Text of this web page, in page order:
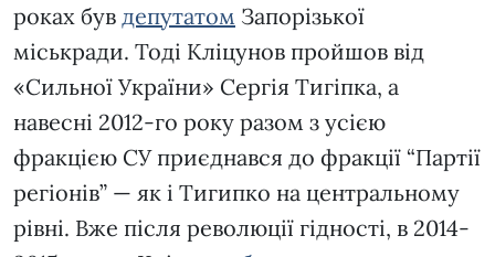
роках був депутатом Запорізької
міськради. Тоді Кліцунов пройшов від
«Сильної України» Сергія Тигіпка, а
навесні 2012-го року разом з усією
фракцією СУ приєднався до фракції “Партії
регіонів” — як і Тигипко на центральному
рівні. Вже після революції гідності, в 2014-